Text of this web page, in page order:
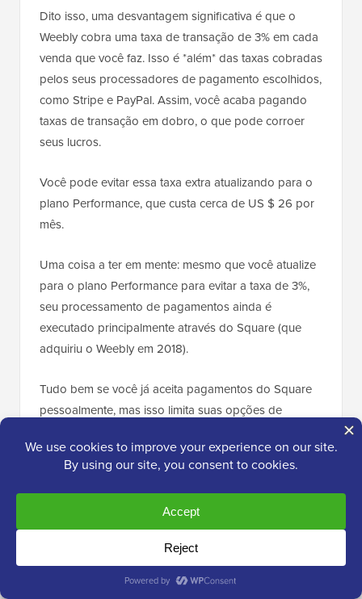
Dito isso, uma desvantagem significativa é que o
Weebly cobra uma taxa de transação de 3% em cada
venda que você faz. Isso é *além* das taxas cobradas
pelos seus processadores de pagamento escolhidos,
como Stripe e PayPal. Assim, você acaba pagando
taxas de transação em dobro, o que pode corroer
seus lucros.
Você pode evitar essa taxa extra atualizando para o
plano Performance, que custa cerca de US $ 26 por
mês.
Uma coisa a ter em mente: mesmo que você atualize
para o plano Performance para evitar a taxa de 3%,
seu processamento de pagamentos ainda é
executado principalmente através do Square (que
adquiriu o Weebly em 2018).
Tudo bem se você já aceita pagamentos do Square
pessoalmente, mas isso limita suas opções de
WordPress + WooCommerce, onde você pode
escolher entre dezenas de provedores como Stripe,
PayPal, Authorize.Net, Apple Pay e gateways
regionais sem restrições de plataforma.
WordPress – eCommerce e Negócios